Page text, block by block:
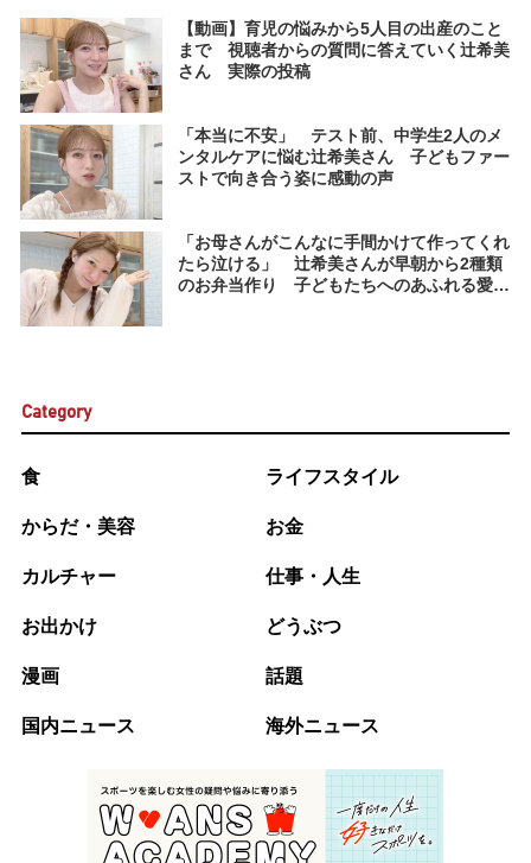
【動画】育児の悩みから5人目の出産のこと
まで 視聴者からの質問に答えていく辻希美
さん 実際の投稿
「本当に不安」 テスト前、中学生2人のメ
ンタルケアに悩む辻希美さん 子どもファー
ストで向き合う姿に感動の声
「お母さんがこんなに手間かけて作ってくれ
たら泣ける」 辻希美さんが早朝から2種類
のお弁当作り 子どもたちへのあふれる愛に
Category
食 ライフスタイル
からだ・美容 お金
カルチャー 仕事・人生
お出かけ どうぶつ
漫画 話題
国内ニュース 海外ニュース